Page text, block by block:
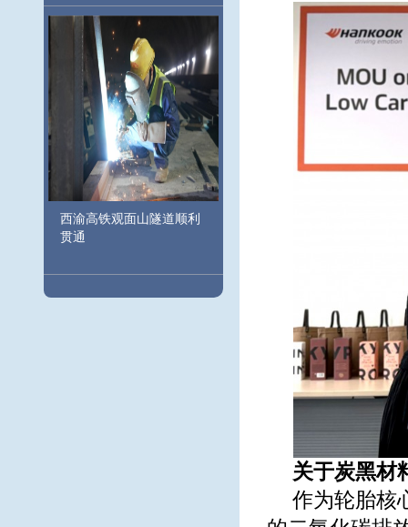
西渝高铁观面山隧道顺利
贯通
关于炭黑材
作为轮胎核